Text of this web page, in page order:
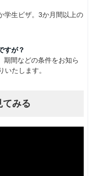
学生ビザ。3か月間以上の
すが？
期間などの条件をお知ら
いたします。
てみる